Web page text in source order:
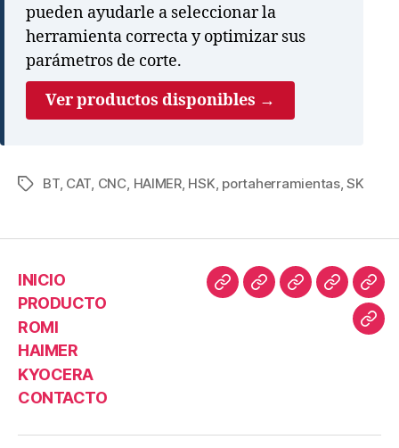
pueden ayudarle a seleccionar la
herramienta correcta y optimizar sus
parámetros de corte.
Ver productos disponibles →
BT, CAT, CNC, HAIMER, HSK, portaherramientas,SK
INICIO
PRODUCTO
ROMI
HAIMER
KYOCERA
CONTACTO